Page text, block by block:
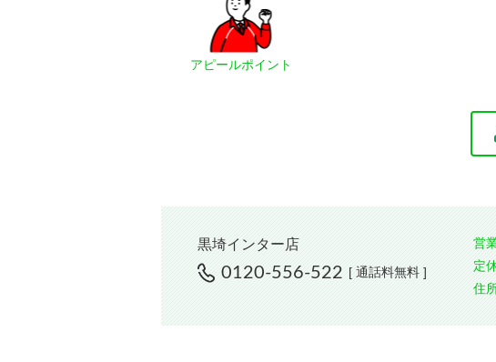
アピールポイント
黒埼インター店
0120-556-522 [ 通話料無料 ]
営
定
住